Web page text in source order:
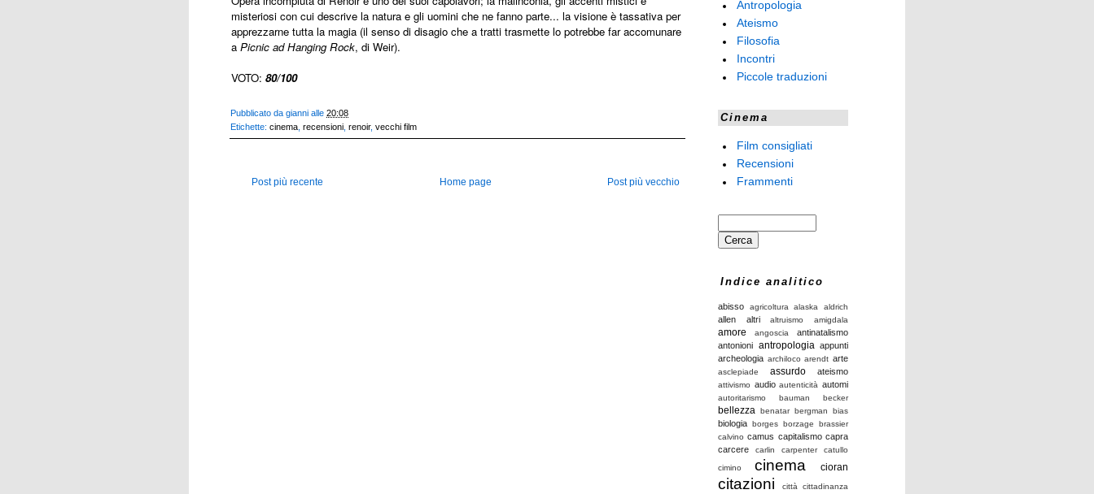
misteriosi con cui descrive la natura e gli uomini che ne fanno parte... la visione è tassativa per
apprezzarne tutta la magia (il senso di disagio che a tratti trasmette lo potrebbe far accomunare
a Picnic ad Hanging Rock, di Weir).
VOTO: 80/100
Pubblicato dagianni alle20:08
Etichette:cinema ,recensioni ,renoir,vecchi film
Post più recente Post più vecchio
Home page
Antropologia
Ateismo
Filosofia
Incontri
Piccole traduzioni
Cinema
Film consigliati
Recensioni
Frammenti
Indice analitico
abisso agricoltura alaska aldrich
allen altri altruismo amigdala
amore angoscia
antinatalismo
antonioni antropologia appunti
archeologia archiloco arendt arte
asclepiade assurdo ateismo
attivismo audio autenticità automi
autoritarismo bauman becker
bellezza benatar bergman bias
biologia borges borzage
brassier
calvino camus capitalismo capra
carcere
carlin carpenter
catullo
cimino
cinema cioran
citazioni città cittadinanza